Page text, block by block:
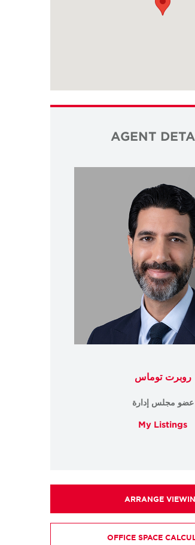
AGENT
روبرت توماس
عضو مجلس إدارة
My Listings
ARRANGE
OFFICE SPACE